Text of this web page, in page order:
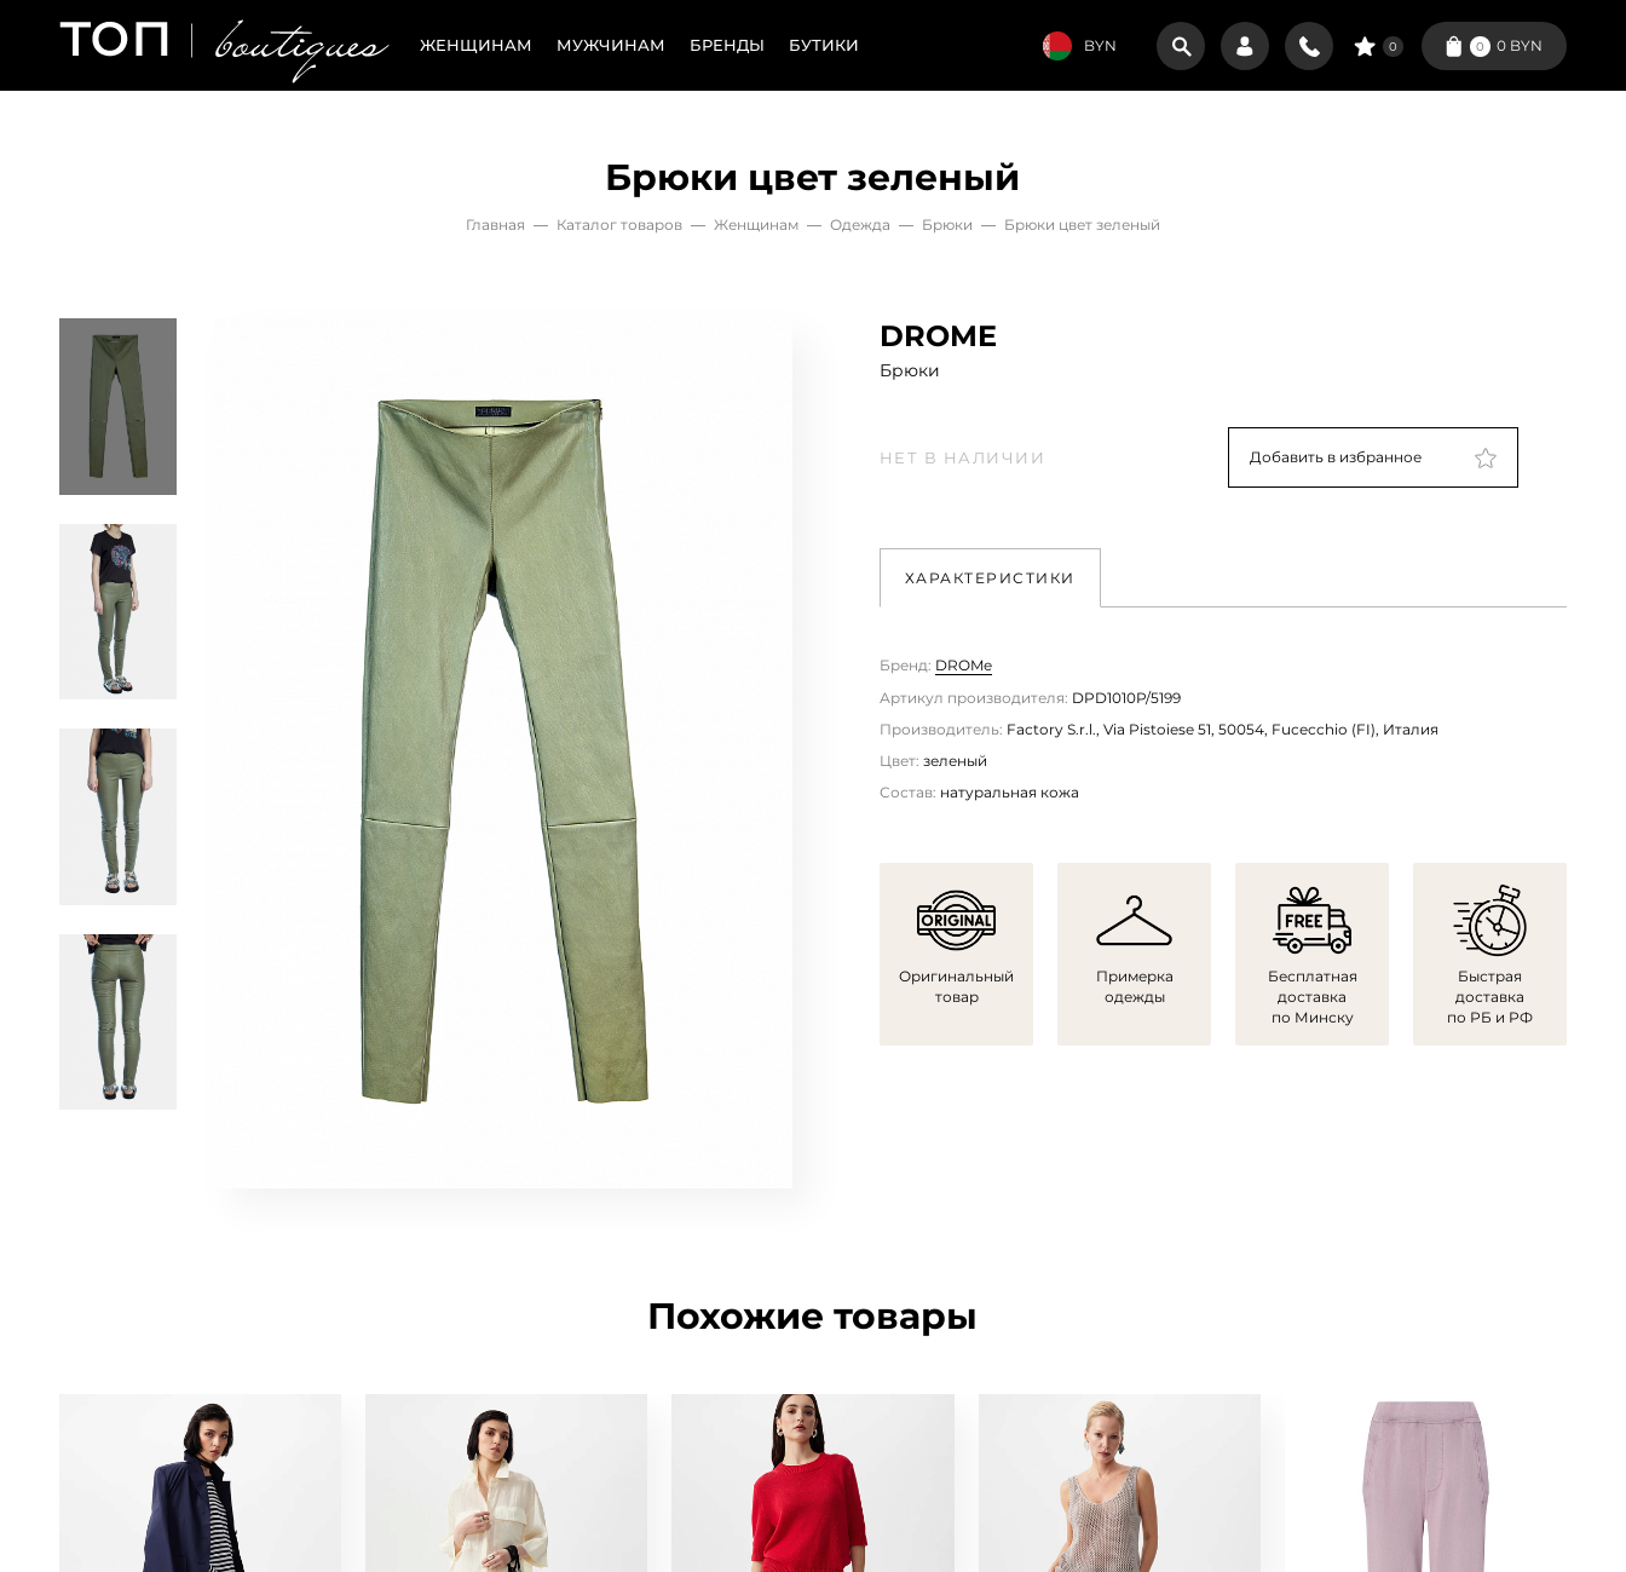
ЖЕНЩИНАМ МУЖЧИНАМ БРЕНДЫ БУТИКИ BYN 0 0 0 BYN
Брюки цвет зеленый
Главная — Каталог товаров — Женщинам — Одежда — Брюки — Брюки цвет зеленый
DROME
Брюки
НЕТ В НАЛИЧИИ Добавить в избранное
ХАРАКТЕРИСТИКИ
Бренд: DROMe
Артикул производителя: DPD1010P/5199
Производитель: Factory S.r.l., Via Pistoiese 51, 50054, Fucecchio (FI), Италия
Цвет: зеленый
Состав: натуральная кожа
Оригинальный
товар
Примерка
одежды
Бесплатная
доставка
по Минску
Быстрая
доставка
по РБ и РФ
Похожие товары